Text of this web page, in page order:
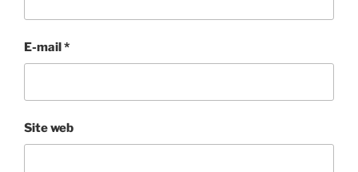
E-mail*
Site web